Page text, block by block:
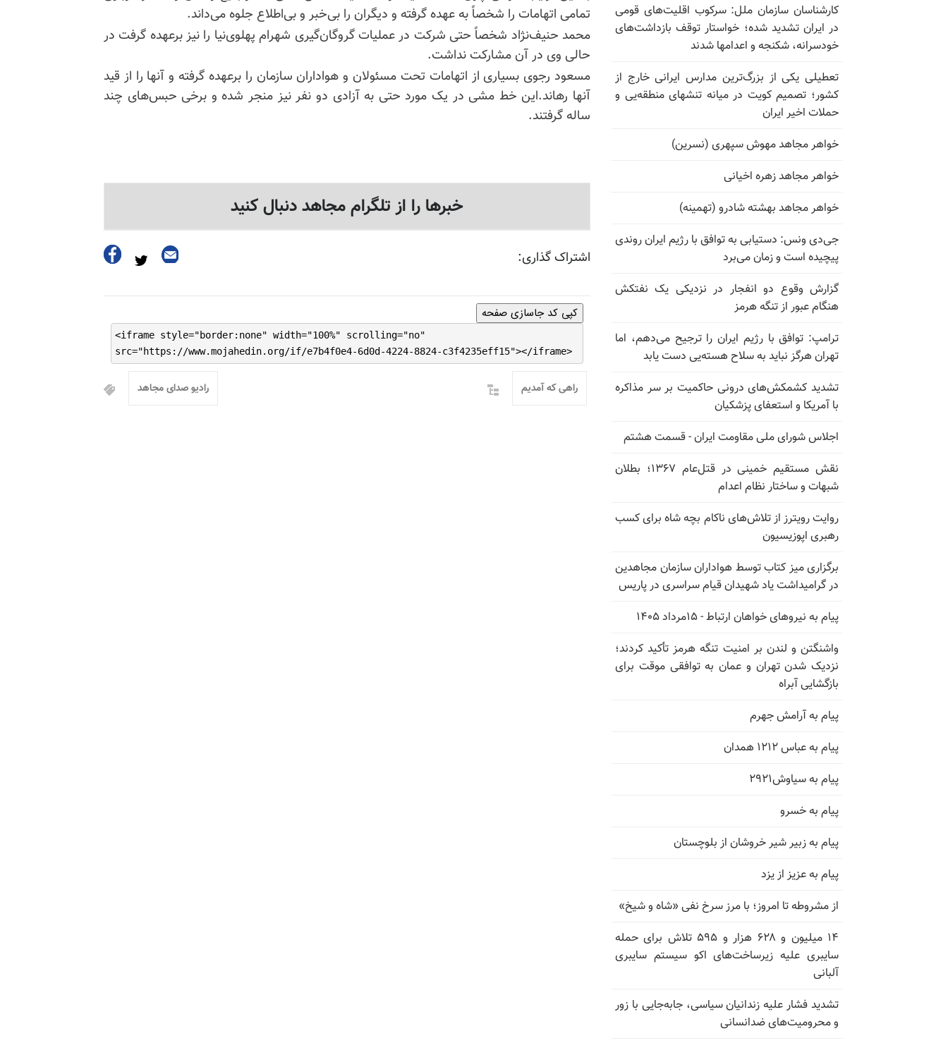
تمامی اتهامات را شخصاً به عهده گرفته و دیگران را بی‌خبر و بی‌اطلاع جلوه می‌داند.
محمد حنیف‌نژاد شخصاً حتی شرکت در عملیات گروگان‌گیری شهرام پهلوی‌نیا را نیز برعهده گرفت در
حالی وی در آن مشارکت نداشت.
مسعود رجوی بسیاری از اتهامات تحت مسئولان و هواداران سازمان را برعهده گرفته و آنها را از قید
آنها رهاند.این خط مشی در یک مورد حتی به آزادی دو نفر نیز منجر شده و برخی حبس‌های چند
ساله گرفتند.
خبرها را از تلگرام مجاهد دنبال کنید
اشتراک گذاری:
کپی کد جاسازی صفحه
<iframe style="border:none" width="100%" scrolling="no"
src="https://www.mojahedin.org/if/e7b4f0e4-6d0d-4224-8824-c3f4235eff15"></iframe>
رادیو صدای مجاهد راهی که آمدیم
کارشناسان سازمان ملل: سرکوب اقلیت‌های قومی
در ایران تشدید شده؛ خواستار توقف بازداشت‌های
خودسرانه، شکنجه و اعدامها شدند
تعطیلی یکی از بزرگ‌ترین مدارس ایرانی خارج از
کشور؛ تصمیم کویت در میانه تنشهای منطقه‌یی و
حملات اخیر ایران
خواهر مجاهد مهوش سپهری (نسرین)
خواهر مجاهد زهره اخیانی
خواهر مجاهد بهشته شادرو (تهمینه)
جی‌دی ونس: دستیابی به توافق با رژیم ایران روندی
پیچیده است و زمان می‌برد
گزارش وقوع دو انفجار در نزدیکی یک نفتکش
هنگام عبور از تنگه هرمز
ترامپ: توافق با رژیم ایران را ترجیح می‌دهم، اما
تهران هرگز نباید به سلاح هسته‌یی دست یابد
تشدید کشمکش‌های درونی حاکمیت بر سر مذاکره
با آمریکا و استعفای پزشکیان
اجلاس شورای ملی مقاومت ایران - قسمت هشتم
نقش مستقیم خمینی در قتل‌عام ۱۳۶۷؛ بطلان
شبهات و ساختار نظام اعدام
روایت رویترز از تلاش‌های ناکام بچه شاه برای کسب
رهبری اپوزیسیون
برگزاری میز کتاب توسط هواداران سازمان مجاهدین
در گرامیداشت یاد شهیدان قیام سراسری در پاریس
پیام به نیروهای خواهان ارتباط - ۱۵مرداد ۱۴۰۵
واشنگتن و لندن بر امنیت تنگه هرمز تأکید کردند؛
نزدیک شدن تهران و عمان به توافقی موقت برای
بازگشایی آبراه
پیام به آرامش جهرم
پیام به عباس ۱۲۱۲ همدان
پیام به سیاوش۲۹۲۱
پیام به خسرو
پیام به زبیر شیر خروشان از بلوچستان
پیام به عزیز از یزد
از مشروطه تا امروز؛ با مرز سرخ نفی «شاه و شیخ»
۱۴ میلیون و ۶۲۸ هزار و ۵۹۵ تلاش برای حمله
سایبری علیه زیرساخت‌های اکو سیستم سایبری
آلبانی
تشدید فشار علیه زندانیان سیاسی، جابه‌جایی با زور
و محرومیت‌های ضدانسانی